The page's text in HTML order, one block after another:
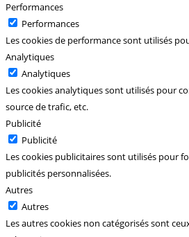
Performances
Performances
Les cookies de performance sont utilisés
Analytiques
Analytiques
Les cookies analytiques sont utilisés pour
source de trafic, etc.
Publicité
Publicité
Les cookies publicitaires sont utilisés pour
publicités personnalisées.
Autres
Autres
Les autres cookies non catégorisés sont